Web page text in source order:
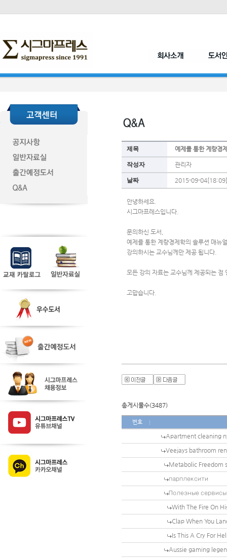
제목 예제를 통한 계량경
작성자 관리자
날짜 2015-09-04[18:09]
안녕하세요.
시그마프레스입니다.
문의하신 도서,
예제를 통한 계량경제학의 솔루션 매뉴
강의하시는 교수님께만 제공 됩니다.
모든 강의 자료는 교수님께 제공되는 점
고맙습니다.
총게시물수(3487)
번호
Apartment cleaning
Veejays bathroom
Metabolic Freedom
парплексити
Полезные
With The Fire On
Clap When You
Is This A Cry For
Aussie gaming